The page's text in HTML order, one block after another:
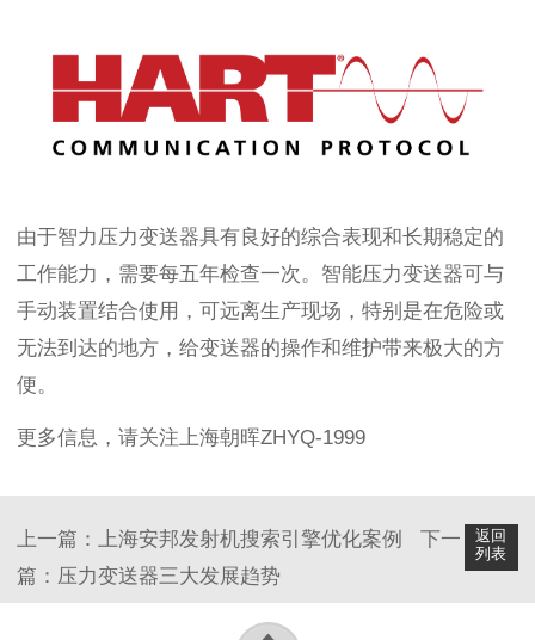
由于智力压力变送器具有良好的综合表现和长期稳定的
工作能力，需要每五年检查一次。智能压力变送器可与
手动装置结合使用，可远离生产现场，特别是在危险或
无法到达的地方，给变送器的操作和维护带来极大的方
便。
更多信息，请关注上海朝晖ZHYQ-1999
返回
列表
上一篇： 上海安邦发射机搜索引擎优化案例
下一
篇： 压力变送器三大发展趋势